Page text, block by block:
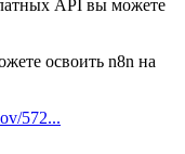
API вы можете
освоить n8n на
572...